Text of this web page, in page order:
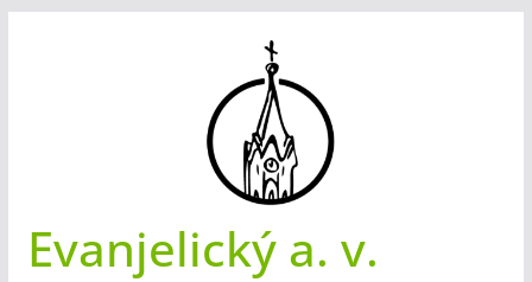
Evanjelický a. v.